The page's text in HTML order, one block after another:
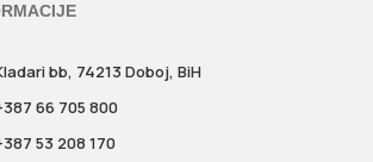
bb, 74213 Doboj, BiH
66 705 800
53 208 170